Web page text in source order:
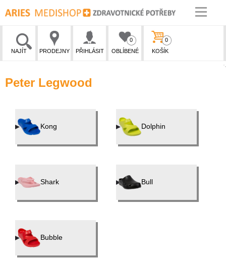
NAJÍT PRODEJNY PŘIHLÁSIT OBLÍBENÉ
0
KOŠÍK
0
Peter Legwood
Kong Dolphin
Shark Bull
Bubble